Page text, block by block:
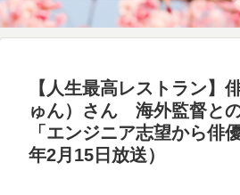
【人生最高レストラン】
ゅん）さん 海外監督と
「エンジニア志望から俳
年2月15日放送）